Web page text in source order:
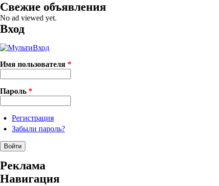
Свежие объявления
No ad viewed yet.
Вход
Имя пользователя *
Пароль *
Регистрация
Забыли пароль?
Реклама
Навигация